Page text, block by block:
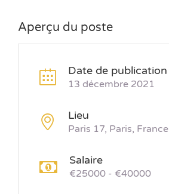
Aperçu du poste
Date de publication
13 décembre 2021
Lieu
Paris 17, Paris, France
Salaire
€25000 - €40000